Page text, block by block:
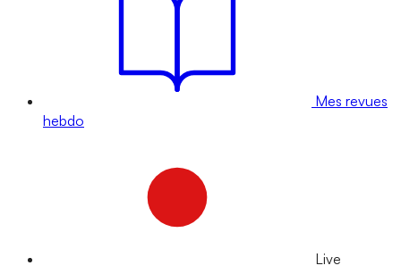
Mes revues
hebdo
Live